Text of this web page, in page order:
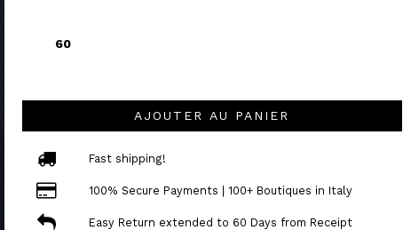
60
AJOUTER AU PANIER
Fast shipping!
100% Secure Payments | 100+ Boutiques in Italy
Easy Return extended to 60 Days from Receipt